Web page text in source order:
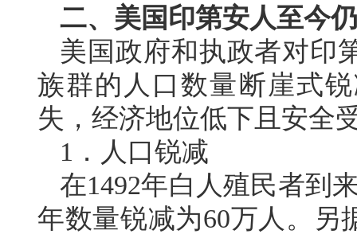
二、美国印第安人至今
美国政府和执政者对印
族群的人口数量断崖式
失，经济地位低下且安全
1．人口锐减
在1492年白人殖民者到
年数量锐减为60万人。另